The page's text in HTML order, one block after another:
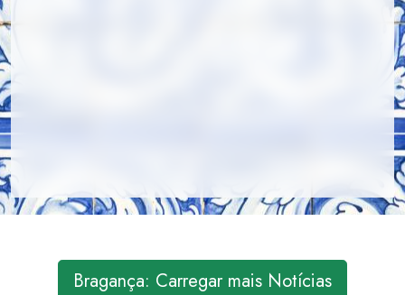
Bragança: Carregar mais Notícias